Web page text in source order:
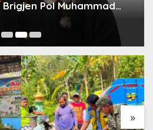
Pol Muhammad
Memperkuat Strategi
»